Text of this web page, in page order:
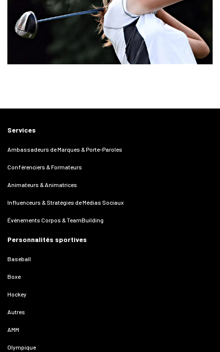
Services
Ambassadeurs de Marques & Porte-Paroles
Conférenciers & Formateurs
Animateurs & Animatrices
Influenceurs & Stratégies de Médias Sociaux
Événements Corpos & TeamBuilding
Personnalités sportives
Baseball
Boxe
Hockey
Autres
AMM
Olympique